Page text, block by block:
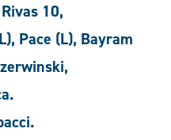
10,
Pace (L), Bayram